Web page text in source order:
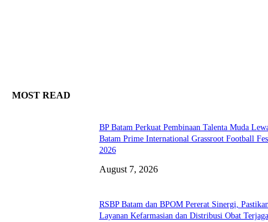
MOST READ
BP Batam Perkuat Pembinaan Talenta Muda
Batam Prime International Grassroot Football
2026
August 7, 2026
RSBP Batam dan BPOM Pererat Sinergi,
Layanan Kefarmasian dan Distribusi Obat Terjaga